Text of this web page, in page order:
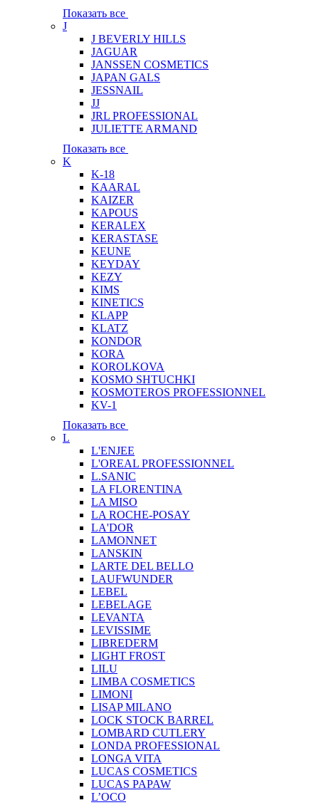
Показать все
J
J BEVERLY HILLS
JAGUAR
JANSSEN COSMETICS
JAPAN GALS
JESSNAIL
JJ
JRL PROFESSIONAL
JULIETTE ARMAND
Показать все
K
K-18
KAARAL
KAIZER
KAPOUS
KERALEX
KERASTASE
KEUNE
KEYDAY
KEZY
KIMS
KINETICS
KLAPP
KLATZ
KONDOR
KORA
KOROLKOVA
KOSMO SHTUCHKI
KOSMOTEROS PROFESSIONNEL
KV-1
Показать все
L
L'ENJEE
L'OREAL PROFESSIONNEL
L.SANIC
LA FLORENTINA
LA MISO
LA ROCHE-POSAY
LA'DOR
LAMONNET
LANSKIN
LARTE DEL BELLO
LAUFWUNDER
LEBEL
LEBELAGE
LEVANTA
LEVISSIME
LIBREDERM
LIGHT FROST
LILU
LIMBA COSMETICS
LIMONI
LISAP MILANO
LOCK STOCK BARREL
LOMBARD CUTLERY
LONDA PROFESSIONAL
LONGA VITA
LUCAS COSMETICS
LUCAS PAPAW
L’OCO